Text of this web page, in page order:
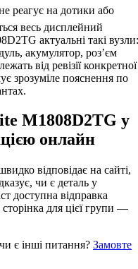
реагує на дотики або
весь дисплейний
актуальні такі вузли:
акумулятор, роз’єм
від ревізії конкретної
зрозуміле пояснення по
M1808D2TG у
онлайн
відповідає на сайті,
чи є деталь у
доступна відправка
для цієї групи —
є інші питання? Замовте